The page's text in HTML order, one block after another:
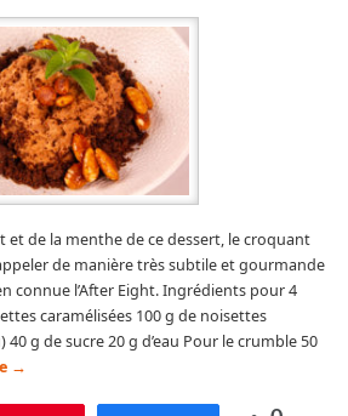
et de la menthe de ce dessert, le croquant
de manière très subtile et gourmande
connue l’After Eight. Ingrédients pour 4
caramélisées 100 g de noisettes
g de sucre 20 g d’eau Pour le crumble 50
→